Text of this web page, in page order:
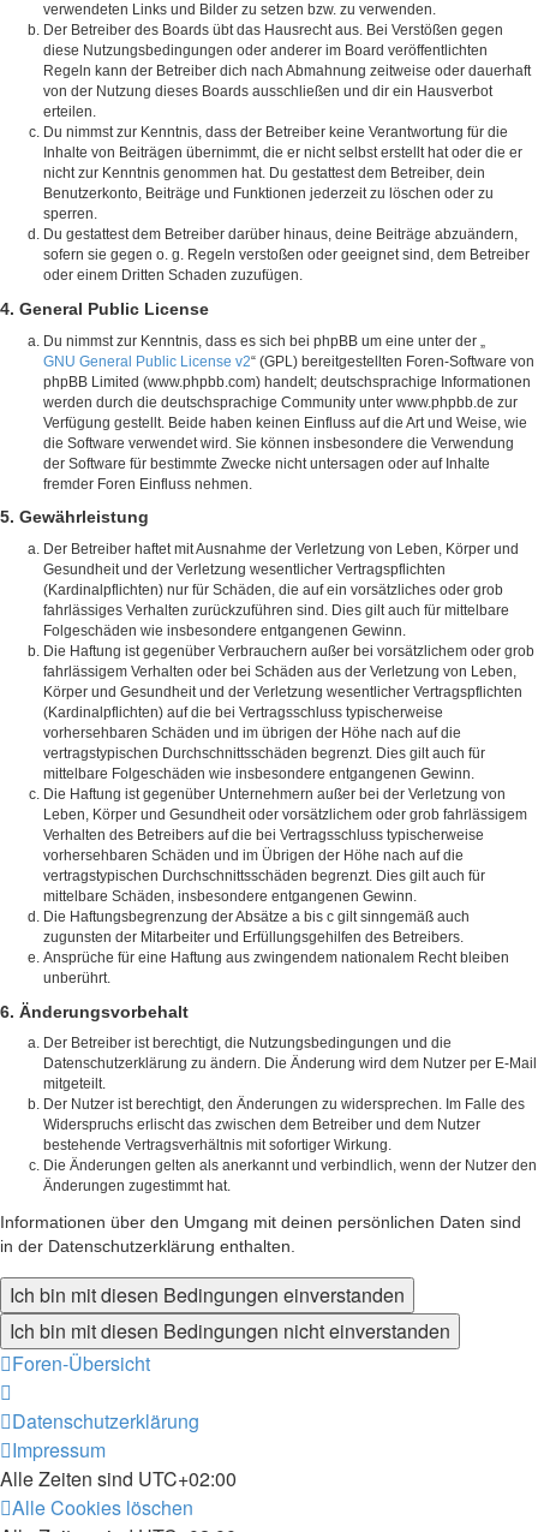
verwendeten Links und Bilder zu setzen bzw. zu verwenden.
Der Betreiber des Boards übt das Hausrecht aus. Bei Verstößen gegen
diese Nutzungsbedingungen oder anderer im Board veröffentlichten
Regeln kann der Betreiber dich nach Abmahnung zeitweise oder dauerhaft
von der Nutzung dieses Boards ausschließen und dir ein Hausverbot
erteilen.
Du nimmst zur Kenntnis, dass der Betreiber keine Verantwortung für die
Inhalte von Beiträgen übernimmt, die er nicht selbst erstellt hat oder die er
nicht zur Kenntnis genommen hat. Du gestattest dem Betreiber, dein
Benutzerkonto, Beiträge und Funktionen jederzeit zu löschen oder zu
sperren.
Du gestattest dem Betreiber darüber hinaus, deine Beiträge abzuändern,
sofern sie gegen o. g. Regeln verstoßen oder geeignet sind, dem Betreiber
oder einem Dritten Schaden zuzufügen.
4. General Public License
Du nimmst zur Kenntnis, dass es sich bei phpBB um eine unter der „
GNU General Public License v2“ (GPL) bereitgestellten Foren-Software von
phpBB Limited (www.phpbb.com) handelt; deutschsprachige Informationen
werden durch die deutschsprachige Community unter www.phpbb.de zur
Verfügung gestellt. Beide haben keinen Einfluss auf die Art und Weise, wie
die Software verwendet wird. Sie können insbesondere die Verwendung
der Software für bestimmte Zwecke nicht untersagen oder auf Inhalte
fremder Foren Einfluss nehmen.
5. Gewährleistung
Der Betreiber haftet mit Ausnahme der Verletzung von Leben, Körper und
Gesundheit und der Verletzung wesentlicher Vertragspflichten
(Kardinalpflichten) nur für Schäden, die auf ein vorsätzliches oder grob
fahrlässiges Verhalten zurückzuführen sind. Dies gilt auch für mittelbare
Folgeschäden wie insbesondere entgangenen Gewinn.
Die Haftung ist gegenüber Verbrauchern außer bei vorsätzlichem oder grob
fahrlässigem Verhalten oder bei Schäden aus der Verletzung von Leben,
Körper und Gesundheit und der Verletzung wesentlicher Vertragspflichten
(Kardinalpflichten) auf die bei Vertragsschluss typischerweise
vorhersehbaren Schäden und im übrigen der Höhe nach auf die
vertragstypischen Durchschnittsschäden begrenzt. Dies gilt auch für
mittelbare Folgeschäden wie insbesondere entgangenen Gewinn.
Die Haftung ist gegenüber Unternehmern außer bei der Verletzung von
Leben, Körper und Gesundheit oder vorsätzlichem oder grob fahrlässigem
Verhalten des Betreibers auf die bei Vertragsschluss typischerweise
vorhersehbaren Schäden und im Übrigen der Höhe nach auf die
vertragstypischen Durchschnittsschäden begrenzt. Dies gilt auch für
mittelbare Schäden, insbesondere entgangenen Gewinn.
Die Haftungsbegrenzung der Absätze a bis c gilt sinngemäß auch
zugunsten der Mitarbeiter und Erfüllungsgehilfen des Betreibers.
Ansprüche für eine Haftung aus zwingendem nationalem Recht bleiben
unberührt.
6. Änderungsvorbehalt
Der Betreiber ist berechtigt, die Nutzungsbedingungen und die
Datenschutzerklärung zu ändern. Die Änderung wird dem Nutzer per E-Mail
mitgeteilt.
Der Nutzer ist berechtigt, den Änderungen zu widersprechen. Im Falle des
Widerspruchs erlischt das zwischen dem Betreiber und dem Nutzer
bestehende Vertragsverhältnis mit sofortiger Wirkung.
Die Änderungen gelten als anerkannt und verbindlich, wenn der Nutzer den
Änderungen zugestimmt hat.
Informationen über den Umgang mit deinen persönlichen Daten sind
in der Datenschutzerklärung enthalten.
Foren-Übersicht
Datenschutzerklärung
Impressum
Alle Zeiten sind UTC+02:00
Alle Cookies löschen